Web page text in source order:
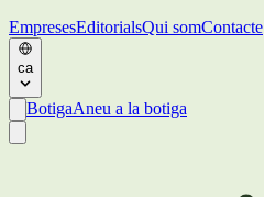
EmpresesEditorialsQui somContacte
ca
BotigaAneu a la botiga